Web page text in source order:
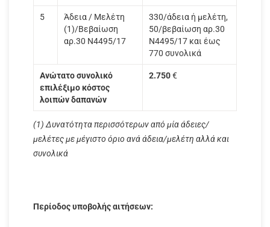
5
Άδεια / Μελέτη
(1)/Βεβαίωση
αρ.30 Ν4495/17
330/άδεια ή μελέτη,
50/βεβαίωση αρ.30
Ν4495/17 και έως
770 συνολικά
Ανώτατο συνολικό
επιλέξιμο κόστος
λοιπών δαπανών
2.750€
(1) Δυνατότητα περισσότερων από μία άδειες/
μελέτες με μέγιστο όριο ανά άδεια/μελέτη αλλά και
συνολικά
Περίοδος υποβολής αιτήσεων: